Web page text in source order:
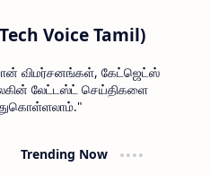
Voice Tamil)
விமர்சனங்கள், கேட்ஜெட்ஸ்
லேட்டஸ்ட் செய்திகளை
Trending Now